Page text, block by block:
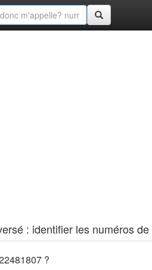
: identifier les numéros
?